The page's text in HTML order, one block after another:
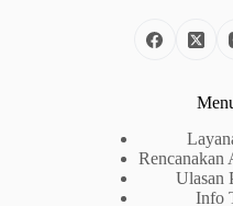
Rencanakan
Ulasan
Info